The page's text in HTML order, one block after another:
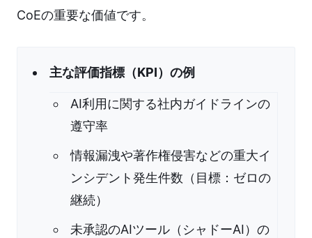
CoEの重要な価値です。
主な評価指標（KPI）の例
AI利用に関する社内ガイドラインの
遵守率
情報漏洩や著作権侵害などの重大イ
ンシデント発生件数（目標：ゼロの
継続）
未承認のAIツール（シャドーAI）の